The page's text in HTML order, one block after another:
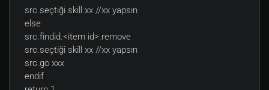
src.seçtiği skill xx //xx yapsın
else
src.findid.<item id>.remove
src.seçtiği skill xx //xx yapsın
src.go xxx
endif